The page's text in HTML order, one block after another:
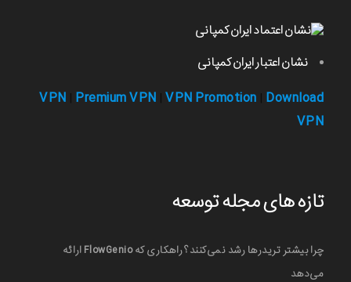
نشان اعتبار ایران کمپانی
VPN Premium VPN VPN Promotion Download
VPN
تازه های مجله توسعه
چرا بیشتر تریدرها رشد نمی‌کنند؟ راهکاری که FlowGenio ارائه
می‌دهد